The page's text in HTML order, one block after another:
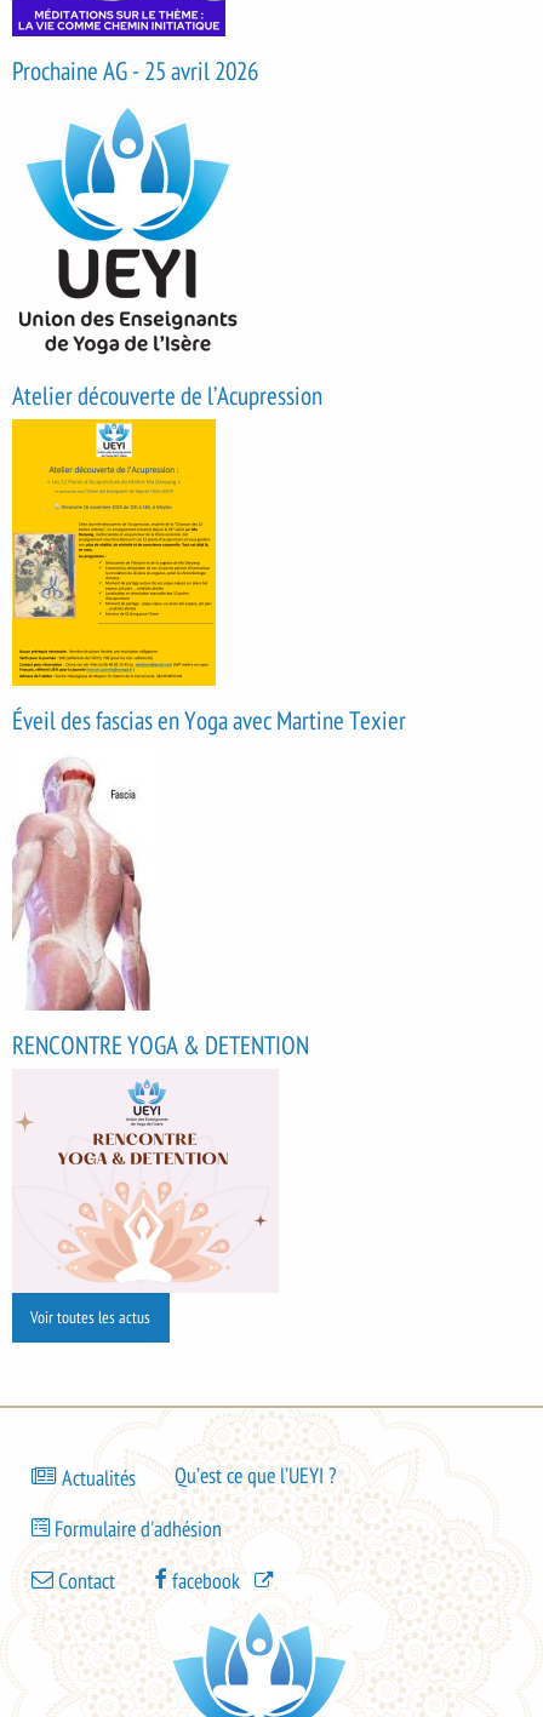
Prochaine AG - 25 avril 2026
Atelier découverte de l’Acupression
Éveil des fascias en Yoga avec Martine Texier
RENCONTRE YOGA & DETENTION
Voir toutes les actus
Bas
page
-
menu
Actualités Qu’est ce que l’UEYI ?
Bas
de
page
-
menu
2
Formulaire d'adhésion
Bas
de
page
-
menu
Contact facebook